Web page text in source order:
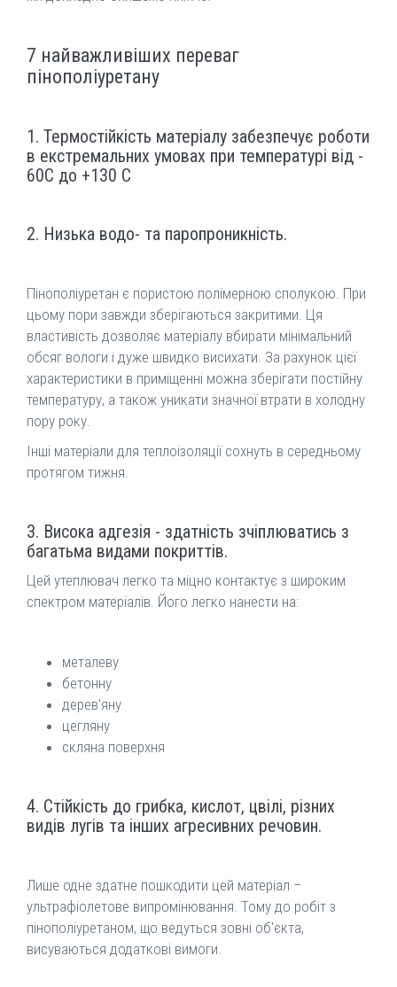
7 найважливіших переваг
пінополіуретану
1. Термостійкість матеріалу забезпечує роботи
в екстремальних умовах при температурі від -
60С до +130 С
2. Низька водо- та паропроникність.
Пінополіуретан є пористою полімерною сполукою. При
цьому пори завжди зберігаються закритими. Ця
властивість дозволяє матеріалу вбирати мінімальний
обсяг вологи і дуже швидко висихати. За рахунок цієї
характеристики в приміщенні можна зберігати постійну
температуру, а також уникати значної втрати в холодну
пору року.
Інші матеріали для теплоізоляції сохнуть в середньому
протягом тижня.
3. Висока адгезія - здатність зчіплюватись з
багатьма видами покриттів.
Цей утеплювач легко та міцно контактує з широким
спектром матеріалів. Його легко нанести на:
металеву
бетонну
дерев'яну
цегляну
скляна поверхня
4. Стійкість до грибка, кислот, цвілі, різних
видів лугів та інших агресивних речовин.
Лише одне здатне пошкодити цей матеріал –
ультрафіолетове випромінювання. Тому до робіт з
пінополіуретаном, що ведуться зовні об'єкта,
висуваються додаткові вимоги.